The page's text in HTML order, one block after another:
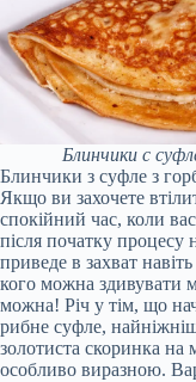
Блинчики c
Блинчики з суфле з
Якщо ви захочете
спокійний час, коли
після початку процесу
приведе в захват
кого можна
можна! Річ у тім, що
рибне суфле,
золотиста скоринка на
особливо виразною.